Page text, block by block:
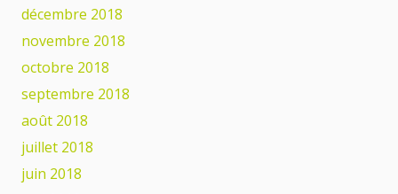
décembre 2018
novembre 2018
octobre 2018
septembre 2018
août 2018
juillet 2018
juin 2018